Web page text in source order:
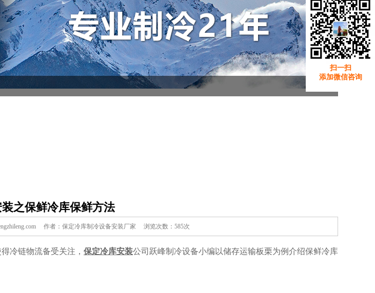
扫一扫
添加微信咨询
之保鲜冷库保鲜方法
作者：保定冷库制冷设备安装厂家 浏览次数：585次
冷链物流备受关注， 保定冷库安装公司跃峰制冷设备小编以储存运输板栗为例介绍保鲜冷库